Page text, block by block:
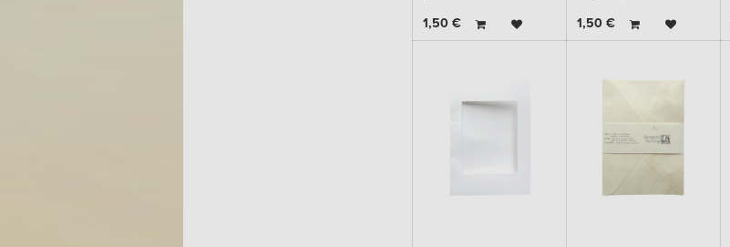
1,50€ 1,50€